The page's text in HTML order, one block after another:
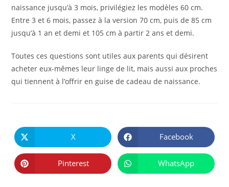
naissance jusqu’à 3 mois, privilégiez les modèles 60 cm.
Entre 3 et 6 mois, passez à la version 70 cm, puis de 85 cm
jusqu’à 1 an et demi et 105 cm à partir 2 ans et demi.
Toutes ces questions sont utiles aux parents qui désirent
acheter eux-mêmes leur linge de lit, mais aussi aux proches
qui tiennent à l’offrir en guise de cadeau de naissance.
CE
CONTENU
Ouvrir
dans
une
autre
fenêtre
X Ouvrir
dans
une
autre
fenêtre
Facebook
Ouvrir
dans
Pinterest Ouvrir
dans
WhatsApp